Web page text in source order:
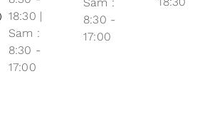
18:30 |
Sam :
8:30 -
17:00
8:30 -
17:00